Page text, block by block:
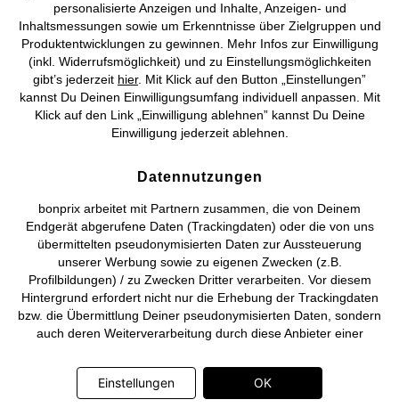
Vertrag widerrufen
©2026 bonprix.Alle Rechte vorbehalten.
Deutsch Français
personalisierte Anzeigen und Inhalte, Anzeigen- und
Inhaltsmessungen sowie um Erkenntnisse über Zielgruppen und
Produktentwicklungen zu gewinnen. Mehr Infos zur Einwilligung
(inkl. Widerrufsmöglichkeit) und zu Einstellungsmöglichkeiten
gibt’s jederzeit hier. Mit Klick auf den Button „Einstellungen”
kannst Du Deinen Einwilligungsumfang individuell anpassen. Mit
Klick auf den Link „Einwilligung ablehnen” kannst Du Deine
Einwilligung jederzeit ablehnen.
Datennutzungen
bonprix arbeitet mit Partnern zusammen, die von Deinem
Endgerät abgerufene Daten (Trackingdaten) oder die von uns
übermittelten pseudonymisierten Daten zur Aussteuerung
unserer Werbung sowie zu eigenen Zwecken (z.B.
Profilbildungen) / zu Zwecken Dritter verarbeiten. Vor diesem
Hintergrund erfordert nicht nur die Erhebung der Trackingdaten
bzw. die Übermittlung Deiner pseudonymisierten Daten, sondern
auch deren Weiterverarbeitung durch diese Anbieter einer
Deine pseudonymisierten Daten erst dann übermittelt, wenn Du
auf den in dem Banner auf bonprix.de wiedergebenden Button
Einstellungen OK